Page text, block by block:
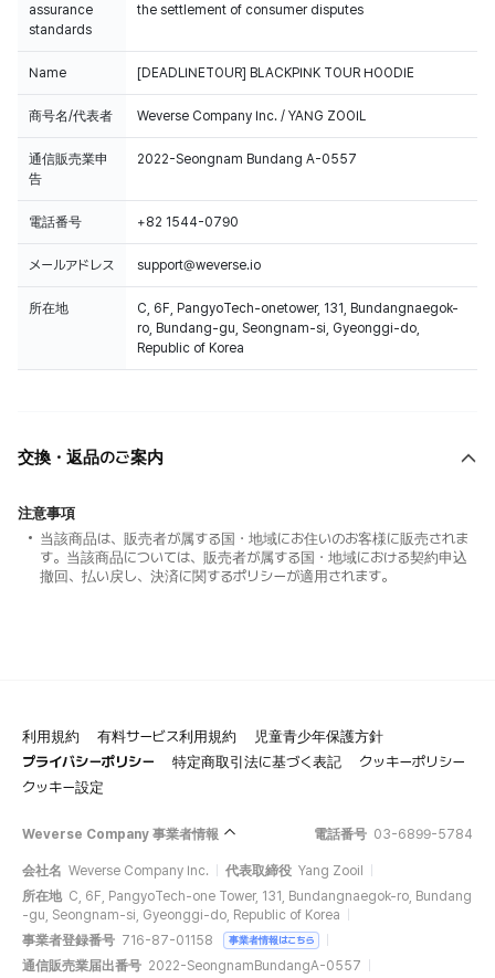
assurance
standards
the settlement of consumer disputes
Name [DEADLINETOUR] BLACKPINK TOUR HOODIE
商号名/代表者 Weverse Company Inc. / YANG ZOOIL
通信販売業申
告
2022-Seongnam Bundang A-0557
電話番号 +82 1544-0790
メールアドレス support@weverse.io
所在地
C, 6F, PangyoTech-onetower, 131, Bundangnaegok-
ro, Bundang-gu, Seongnam-si, Gyeonggi-do,
Republic of Korea
交換・返品のご案内
注意事項
当該商品は、販売者が属する国・地域にお住いのお客様に販売されま
す。当該商品については、販売者が属する国・地域における契約申込
撤回、払い戻し、決済に関するポリシーが適用されます。
利用規約 有料サービス利用規約
児童青少年保護方針
プライバシーポリシー
特定商取引法に基づく表記
クッキーポリシー
クッキー設定
Weverse Company 事業者情報 電話番号 03-6899-5784
会社名 Weverse Company Inc. 代表取締役 Yang Zooil
所在地 C, 6F, PangyoTech-one Tower, 131, Bundangnaegok-ro, Bundang
-gu, Seongnam-si, Gyeonggi-do, Republic of Korea
事業者登録番号 716-87-01158 事業者情報はこちら
通信販売業届出番号 2022-SeongnamBundangA-0557